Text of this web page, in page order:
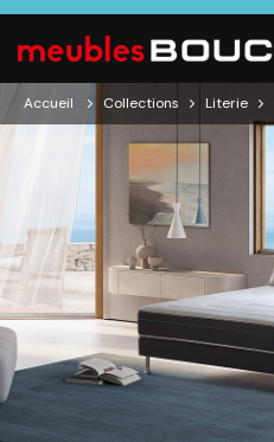
Accueil Collections Literie